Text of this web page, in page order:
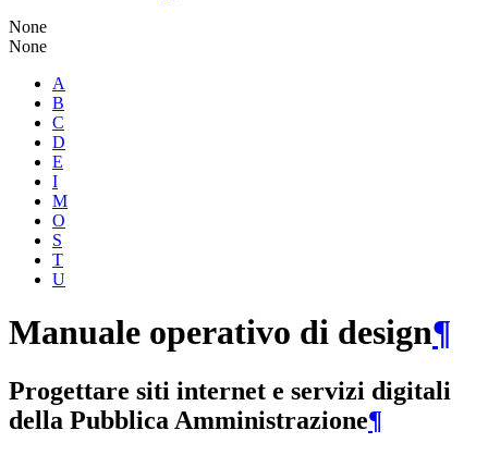
None
None
A
B
C
D
E
I
M
O
S
T
U
Manuale operativo di design¶
Progettare siti internet e servizi digitali
della Pubblica Amministrazione¶